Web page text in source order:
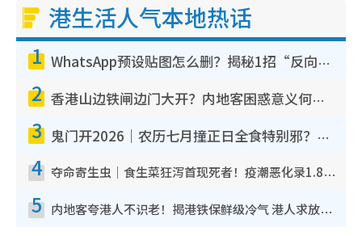
港生活人气本地热话
1 WhatsApp预设贴图怎么删？揭秘1招“反向操作”还原简洁界面 附3步实测教程
2 香港山边铁闸边门大开？内地客困惑意义何在！网友神回复：这种叫法理性防御
3 鬼门开2026｜农历七月撞正日全食特别邪？专家警告切忌做一事！揭4大禁忌+2招保平安
4 夺命寄生虫｜食生菜狂泻首现死者！疫潮恶化录1.8万宗病例 揭洗菜3大谬误
5 内地客夸港人不识老！揭港铁保鲜级冷气 港人求放过：别投诉